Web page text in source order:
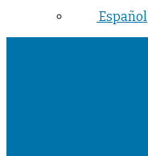
Español